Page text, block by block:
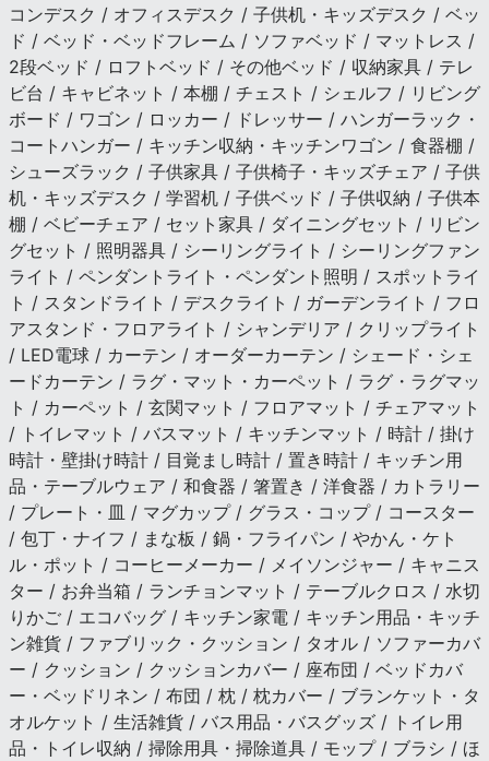
コンデスク / オフィスデスク / 子供机・キッズデスク / ベッ
ド / ベッド・ベッドフレーム / ソファベッド / マットレス /
2段ベッド / ロフトベッド / その他ベッド / 収納家具 / テレ
ビ台 / キャビネット / 本棚 / チェスト / シェルフ / リビング
ボード / ワゴン / ロッカー / ドレッサー / ハンガーラック・
コートハンガー / キッチン収納・キッチンワゴン / 食器棚 /
シューズラック / 子供家具 / 子供椅子・キッズチェア / 子供
机・キッズデスク / 学習机 / 子供ベッド / 子供収納 / 子供本
棚 / ベビーチェア / セット家具 / ダイニングセット / リビン
グセット / 照明器具 / シーリングライト / シーリングファン
ライト / ペンダントライト・ペンダント照明 / スポットライ
ト / スタンドライト / デスクライト / ガーデンライト / フロ
アスタンド・フロアライト / シャンデリア / クリップライト
/ LED電球 / カーテン / オーダーカーテン / シェード・シェ
ードカーテン / ラグ・マット・カーペット / ラグ・ラグマッ
ト / カーペット / 玄関マット / フロアマット / チェアマット
/ トイレマット / バスマット / キッチンマット / 時計 / 掛け
時計・壁掛け時計 / 目覚まし時計 / 置き時計 / キッチン用
品・テーブルウェア / 和食器 / 箸置き / 洋食器 / カトラリー
/ プレート・皿 / マグカップ / グラス・コップ / コースター
/ 包丁・ナイフ / まな板 / 鍋・フライパン / やかん・ケト
ル・ポット / コーヒーメーカー / メイソンジャー / キャニス
ター / お弁当箱 / ランチョンマット / テーブルクロス / 水切
りかご / エコバッグ / キッチン家電 / キッチン用品・キッチ
ン雑貨 / ファブリック・クッション / タオル / ソファーカバ
ー / クッション / クッションカバー / 座布団 / ベッドカバ
ー・ベッドリネン / 布団 / 枕 / 枕カバー / ブランケット・タ
オルケット / 生活雑貨 / バス用品・バスグッズ / トイレ用
品・トイレ収納 / 掃除用具・掃除道具 / モップ / ブラシ / ほ